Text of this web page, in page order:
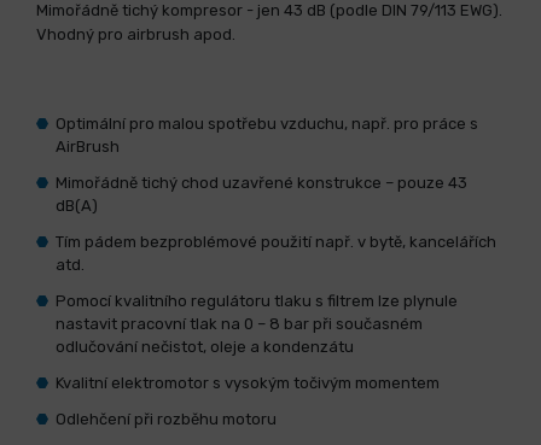
Mimořádně tichý kompresor - jen 43 dB (podle DIN 79/113 EWG).
Vhodný pro airbrush apod.
Optimální pro malou spotřebu vzduchu, např. pro práce s
AirBrush
Mimořádně tichý chod uzavřené konstrukce – pouze 43
dB(A)
Tím pádem bezproblémové použití např. v bytě, kancelářích
atd.
Pomocí kvalitního regulátoru tlaku s filtrem lze plynule
nastavit pracovní tlak na 0 – 8 bar při současném
odlučování nečistot, oleje a kondenzátu
Kvalitní elektromotor s vysokým točivým momentem
Odlehčení při rozběhu motoru